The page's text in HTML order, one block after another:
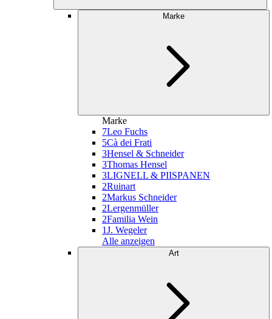
Marke
Marke
7Leo Fuchs
5Cà dei Frati
3Hensel & Schneider
3Thomas Hensel
3LIGNELL & PIISPANEN
2Ruinart
2Markus Schneider
2Lergenmüller
2Familia Wein
1J. Wegeler
Alle anzeigen
Art